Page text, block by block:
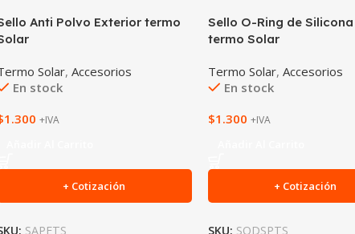
Anti Polvo Exterior termo
Solar, Accesorios
En stock
1.300 +IVA
+ Cotización
SAPETS
Sello O-Ring de
termo Solar
Termo Solar, Accesorios
En stock
$1.300 +IVA
+ Cotización
SKU: SODSPTS